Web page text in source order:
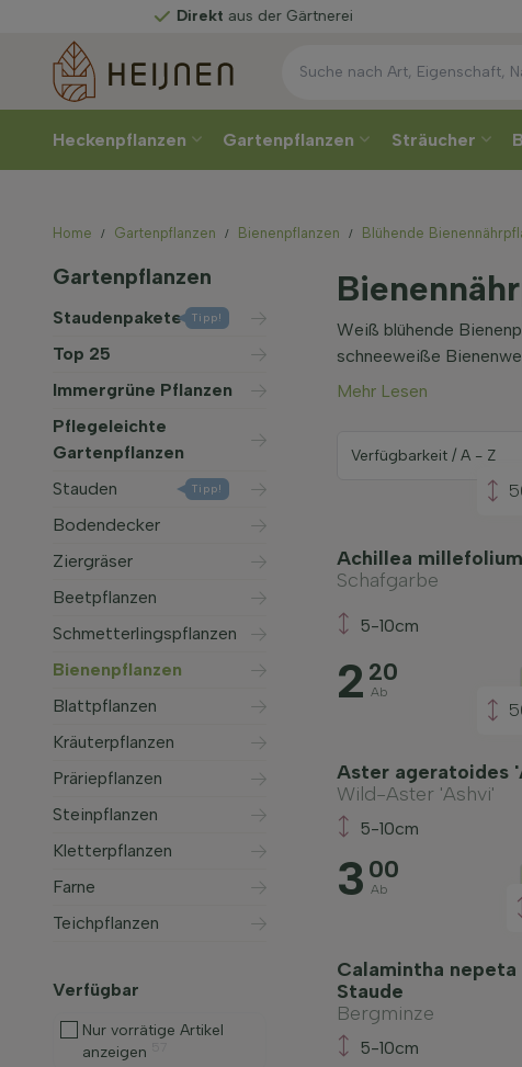
aus der Gärtnerei
Heckenpflanzen Gartenpflanzen Sträucher
Home Gartenpflanzen Bienenpflanzen Blühende
Gartenpflanzen
Staudenpakete Tipp!
Top 25
Immergrüne Pflanzen
Pflegeleichte
Gartenpflanzen
Stauden
Tipp!
Bodendecker
Ziergräser
Beetpflanzen
Schmetterlingspflanzen
Bienenpflanzen
Blattpflanzen
Kräuterpflanzen
Präriepflanzen
Steinpflanzen
Kletterpflanzen
Farne
Teichpflanzen
Verfügbar
Nur vorrätige Artikel
anzeigen
Weiß blühende
schneeweiße
Mehr Lesen
Achillea
Schafgarbe
5-10cm
2 20
Ab
Aster ageratoides
Wild-Aster 'Ashvi'
5-10cm
3 00
Ab
Calamintha
Staude
Bergminze
5-10cm